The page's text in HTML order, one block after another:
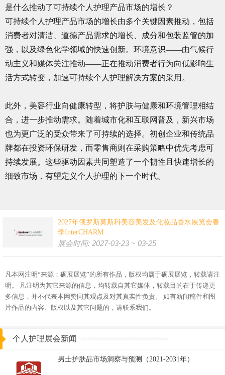
是什么推动了可持续个人护理产品市场的增长？
可持续个人护理产品市场的增长由多个关键因素推动，包括
消费者对清洁、道德产品需求的增长、成分和包装监管的加
强，以及绿色化学领域的快速创新。环境意识——由气候行
动主义和媒体关注推动——正在推动消费者行为向低影响生
活方式转变，加速可持续个人护理解决方案的采用。
此外，美容行业向健康转型，将护肤与健康和环境管理相结
合，进一步推动需求。随着城市化和互联网普及，新兴市场
也为更广泛的受众带来了可持续的选择。初创企业和传统品
牌都在投资环保研发，而零售商则在采购策略中优先考虑可
持续发展。这些驱动因素共同塑造了一个韧性且快速增长的
细致市场，有望定义个人护理的下一个时代。
2027年俄罗斯莫斯科美容美发及化妆品香水展览会春
季InterCHARM
展会时间: 2027-03-23 ~ 03-25
凡本网注明“来源：砺展展览”的所有作品，版权均属于砺展展览，转载请注
明。 凡注明为其它来源的信息，均转载自其它媒体，转载目的在于传递更
多信息，并不代表本网赞同其观点及对其真实性负责。 如有新闻稿件和图
片作品的内容、版权以及其它问题的，请联系我们。
个人护理展会新闻
男士护肤品市场洞察与预测（2021-2031年）